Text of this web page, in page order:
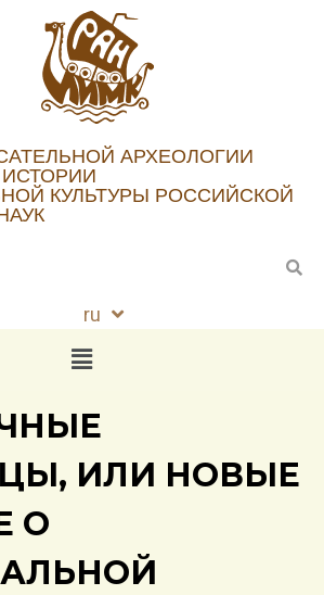
АРХЕОЛОГИИ
КУЛЬТУРЫ РОССИЙСКОЙ
ru
en
ИЛИ НОВЫЕ
О